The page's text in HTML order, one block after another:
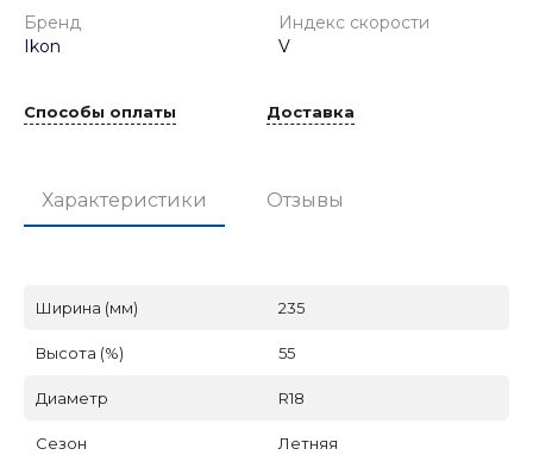
Бренд
Ikon
Индекс скорости
V
Способы оплаты Доставка
Характеристики Отзывы
Ширина (мм) 235
Высота (%) 55
Диаметр R18
Сезон Летняя